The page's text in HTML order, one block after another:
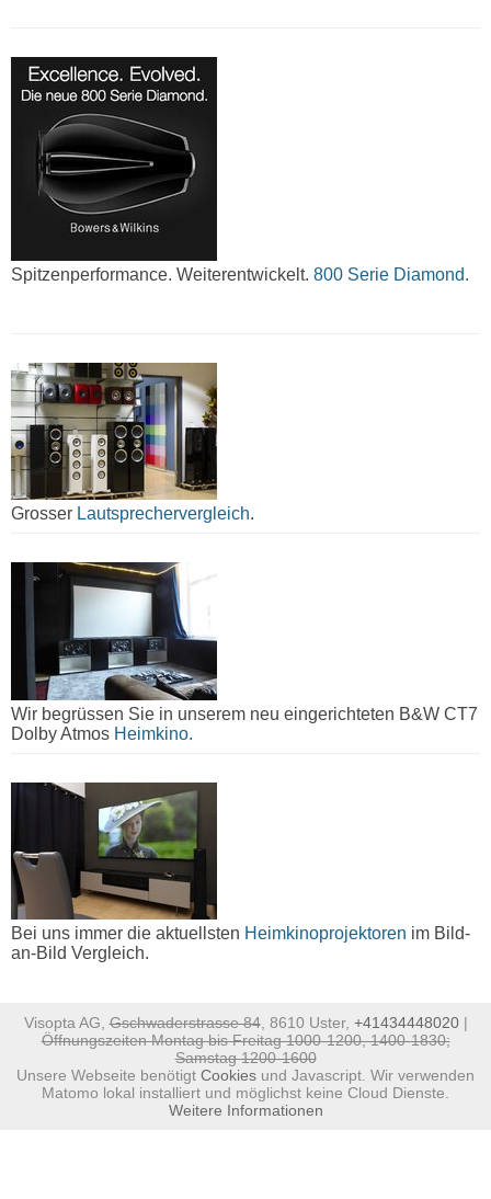
Spitzenperformance. Weiterentwickelt. 800 Serie Diamond.
Grosser Lautsprechervergleich.
Wir begrüssen Sie in unserem neu eingerichteten B&W CT7
Dolby Atmos Heimkino.
Bei uns immer die aktuellsten Heimkinoprojektoren im Bild-
an-Bild Vergleich.
Visopta AG,Gschwaderstrasse 84, 8610 Uster, +41434448020|
Öffnungszeiten Montag bis Freitag 1000-1200, 1400-1830;
Samstag 1200-1600
Unsere Webseite benötigt Cookies und Javascript. Wir verwenden
Matomo lokal installiert und möglichst keine Cloud Dienste.
Weitere Informationen